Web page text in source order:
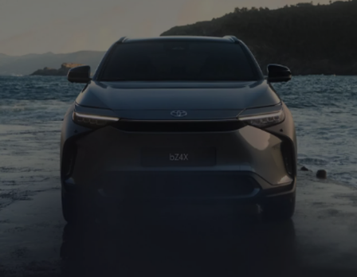
Dowiedz się więcej o hybrydach
samochody hybrydowe są tańsze w utrzymaniu?
Korzyści z posiadania hybrydy